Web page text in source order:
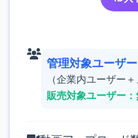
管理対象ユーザ
（企業内ユーザー
販売対象ユーザー